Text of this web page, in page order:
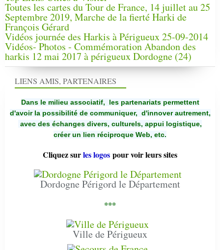
Toutes les cartes du Tour de France, 14 juillet au 25
Septembre 2019, Marche de la fierté Harki de
François Gérard
Vidéos journée des Harkis à Périgueux 25-09-2014
Vidéos- Photos - Commémoration Abandon des
harkis 12 mai 2017 à périgueux Dordogne (24)
LIENS AMIS, PARTENAIRES
Dans le milieu associatif, les partenariats permettent
d'avoir la possibilité de communiquer, d'innover autrement,
avec des échanges divers, culturels, appui logistique,
créer un lien réciproque Web, etc.
Cliquez surles logos pour voir leurs sites
Dordogne Périgord le Département
***
Ville de Périgueux